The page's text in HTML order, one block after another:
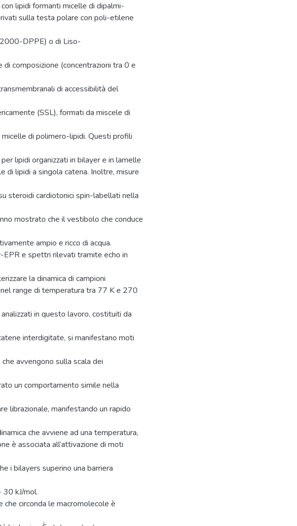
lipidi formanti micelle di dipalmi-
sulla testa polare con poli-etilene
DPPE) o di Liso-
di composizione (concentrazioni tra 0 e
di accessibilità del
(SSL), formati da miscele di
di polimero-lipidi. Questi profili
lipidi organizzati in bilayer e in lamelle
di lipidi a singola catena. Inoltre, misure
steroidi cardiotonici spin-labellati nella
mostrato che il vestibolo che conduce
ampio e ricco di acqua.
e spettri rilevati tramite echo in
la dinamica di campioni
range di temperatura tra 77 K e 270
in questo lavoro, costituiti da
interdigitate, si manifestano moti
avvengono sulla scala dei
un comportamento simile nella
librazionale, manifestando un rapido
che avviene ad una temperatura,
è associata all’attivazione di moti
i bilayers superino una barriera
kJ/mol.
che circonda le macromolecole è